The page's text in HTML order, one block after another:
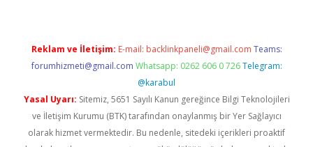
Reklam ve İletişim: E-mail: backlinkpaneli@gmail.com Teams:
forumhizmeti@gmail.com Whatsapp: 0262 606 0 726 Telegram:
@karabul
Yasal Uyarı: Sitemiz, 5651 Sayılı Kanun gereğince Bilgi Teknolojileri
ve İletişim Kurumu (BTK) tarafından onaylanmış bir Yer Sağlayıcı
olarak hizmet vermektedir. Bu nedenle, sitedeki içerikleri proaktif